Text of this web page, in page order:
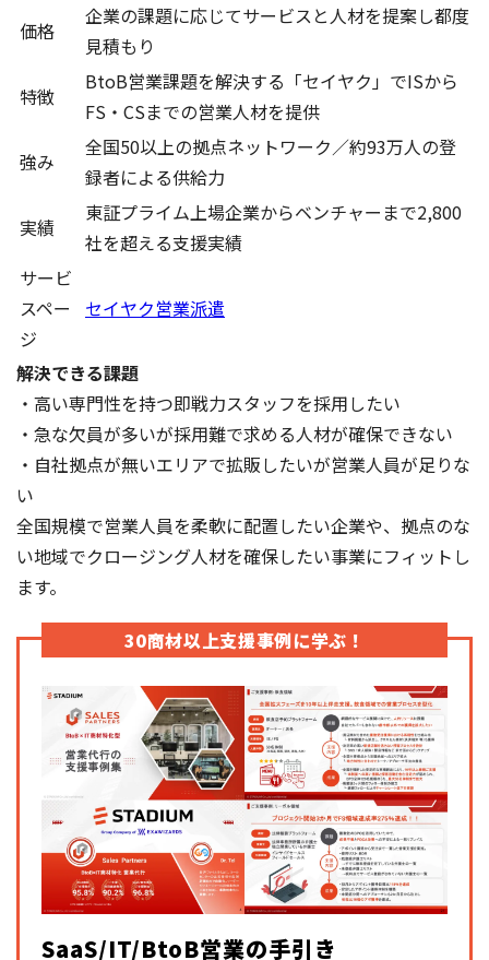
価格
企業の課題に応じてサービスと人材を提案し都度
見積もり
特徴
BtoB営業課題を解決する「セイヤク」でISから
FS・CSまでの営業人材を提供
強み
全国50以上の拠点ネットワーク／約93万人の登
録者による供給力
実績
東証プライム上場企業からベンチャーまで2,800
社を超える支援実績
サービ
スペー
ジ
セイヤク営業派遣
解決できる課題
・高い専門性を持つ即戦力スタッフを採用したい
・急な欠員が多いが採用難で求める人材が確保できない
・自社拠点が無いエリアで拡販したいが営業人員が足りな
い
全国規模で営業人員を柔軟に配置したい企業や、拠点のな
い地域でクロージング人材を確保したい事業にフィットし
ます。
30商材以上支援事例に学ぶ！
SaaS/IT/BtoB営業の手引き